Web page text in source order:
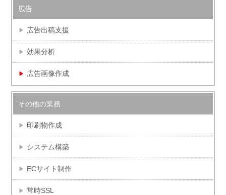
広告
広告出稿支援
効果分析
広告画像作成
その他の業務
印刷物作成
システム構築
ECサイト制作
常時SSL